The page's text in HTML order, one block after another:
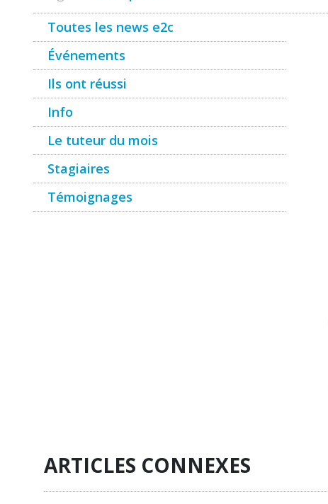
Toutes les news e2c
Événements
Ils ont réussi
Info
Le tuteur du mois
Stagiaires
Témoignages
ARTICLES CONNEXES